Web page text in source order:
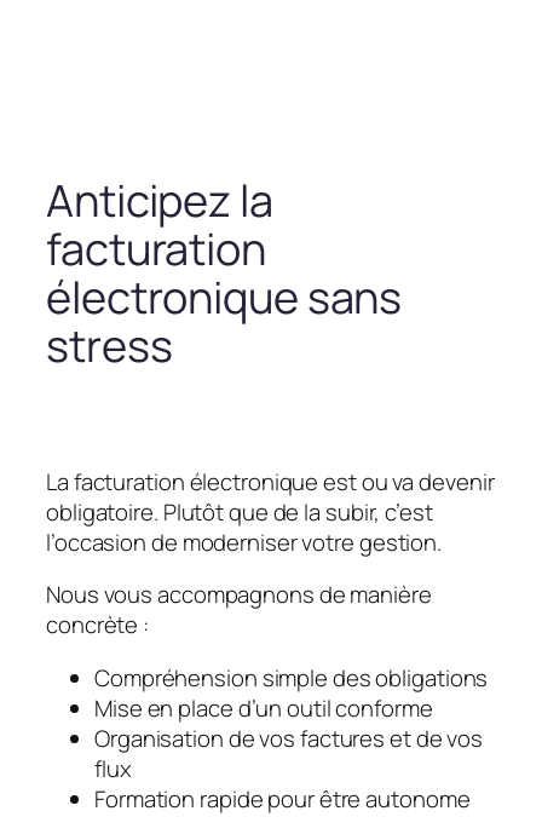
Anticipez la
facturation
électronique sans
stress
La facturation électronique est ou va devenir
obligatoire. Plutôt que de la subir, c’est
l’occasion de moderniser votre gestion.
Nous vous accompagnons de manière
concrète :
Compréhension simple des obligations
Mise en place d’un outil conforme
Organisation de vos factures et de vos
flux
Formation rapide pour être autonome